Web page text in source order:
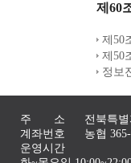
제60
제50
제50
정보
주 소
전북특
계좌번호
농협
운영시간